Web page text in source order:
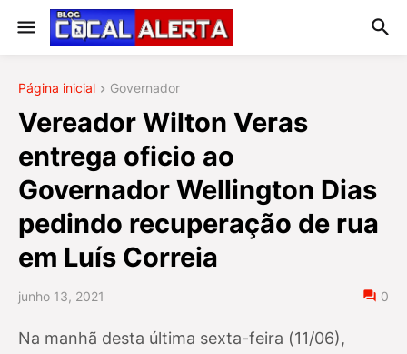
Página inicial Governador
Vereador Wilton Veras
entrega oficio ao
Governador Wellington Dias
pedindo recuperação de rua
em Luís Correia
junho 13, 2021 0
Na manhã desta última sexta-feira (11/06),